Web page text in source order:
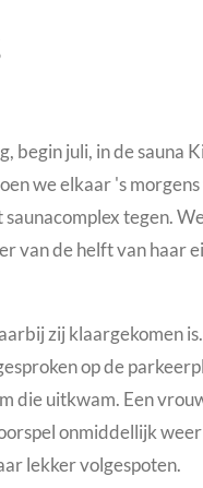
begin juli, in de sauna
we elkaar 's
tegen.
van de helft van haar
zij klaargekomen
op de
die uitkwam. Een
onmiddellijk
lekker volgespoten.